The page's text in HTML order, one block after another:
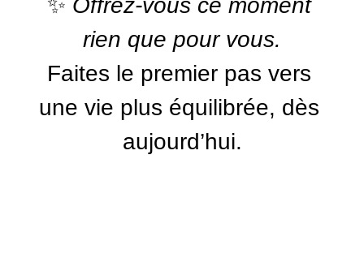
✨ Offrez-vous ce moment
rien que pour vous.
Faites le premier pas vers
une vie plus équilibrée, dès
aujourd’hui.